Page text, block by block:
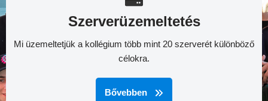
Szerverüzemeltetés
Mi üzemeltetjük a kollégium több mint 20 szerverét különböző
célokra.
Bővebben